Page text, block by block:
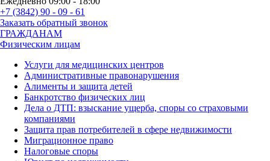
+7 (3842) 90 - 09 - 61
Заказать обратный звонок
ГРАЖДАНАМ
Физическим лицам
Услуги для медицинских центров
Административные правонарушения
Алименты и защита детей
Банкротство физических лиц
Дела о ДТП: взыскание ущерба, споры со страховыми
компаниями
Защита прав потребителей в сфере недвижимости
Миграционное право
Налоговые споры